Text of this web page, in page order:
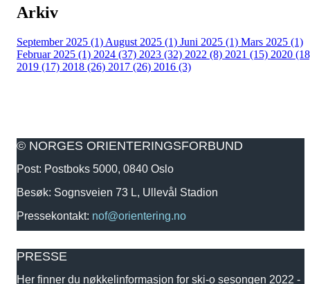
Arkiv
September 2025 (1) August 2025 (1) Juni 2025 (1) Mars 2025 (1)
Februar 2025 (1) 2024 (37) 2023 (32) 2022 (8) 2021 (15) 2020
2019 (17) 2018 (26) 2017 (26) 2016 (3)
© NORGES ORIENTERINGSFORBUND
Post: Postboks 5000, 0840 Oslo
Besøk: Sognsveien 73 L, Ullevål Stadion
Pressekontakt: nof@orientering.no
PRESSE
Her finner du nøkkelinformasjon for ski-o sesongen 2022 -